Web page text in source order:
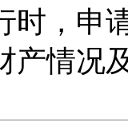
时，申
产情况